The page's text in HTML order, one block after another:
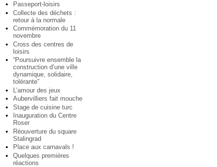
Passeport-loisirs
Collecte des déchets :
retour à la normale
Commémoration du 11
novembre
Cross des centres de
loisirs
“Poursuivre ensemble la
construction d’une ville
dynamique, solidaire,
tolérante”
L’amour des jeux
Aubervilliers fait mouche
Stage de cuisine turc
Inauguration du Centre
Roser
Réouverture du square
Stalingrad
Place aux carnavals !
Quelques premières
réactions